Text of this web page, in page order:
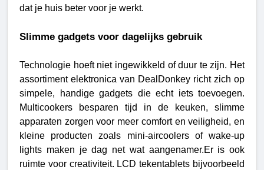
dat je huis beter voor je werkt.
Slimme gadgets voor dagelijks gebruik
Technologie hoeft niet ingewikkeld of duur te zijn. Het
assortiment elektronica van DealDonkey richt zich op
simpele, handige gadgets die echt iets toevoegen.
Multicookers besparen tijd in de keuken, slimme
apparaten zorgen voor meer comfort en veiligheid, en
kleine producten zoals mini-aircoolers of wake-up
lights maken je dag net wat aangenamer.Er is ook
ruimte voor creativiteit. LCD tekentablets bijvoorbeeld